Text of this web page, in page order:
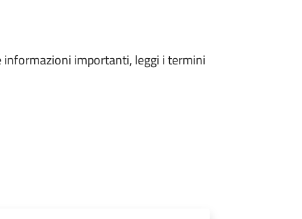
informazioni importanti, leggi i termini